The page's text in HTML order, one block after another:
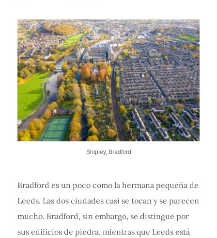
Shipley, Bradford
Bradford es un poco como la hermana pequeña de
Leeds. Las dos ciudades casi se tocan y se parecen
mucho. Bradford, sin embargo, se distingue por
sus edificios de piedra, mientras que Leeds está